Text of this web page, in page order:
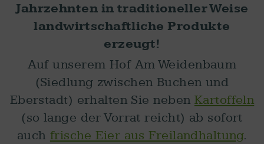
Jahrzehnten in traditioneller Weise
landwirtschaftliche Produkte
erzeugt!
Auf unserem Hof Am Weidenbaum
(Siedlung zwischen Buchen und
Eberstadt) erhalten Sie neben Kartoffeln
(so lange der Vorrat reicht) ab sofort
auch frische Eier aus Freilandhaltung.